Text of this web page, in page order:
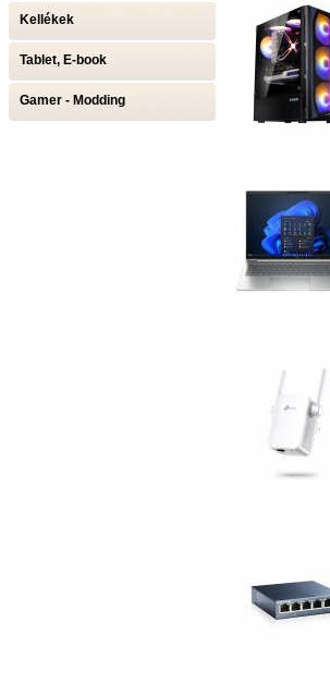
Kellékek
Tablet, E-book
Gamer - Modding